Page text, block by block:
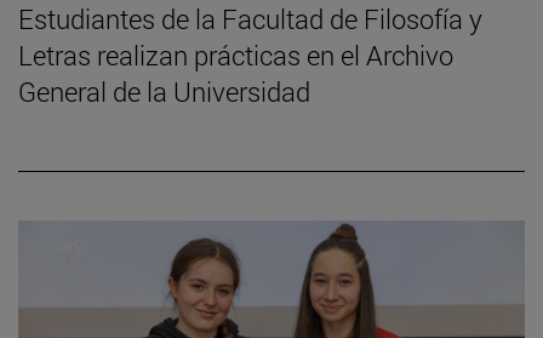
Estudiantes de la Facultad de Filosofía y
Letras realizan prácticas en el Archivo
General de la Universidad